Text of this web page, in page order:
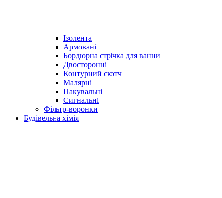
Ізолента
Армовані
Бордюрна стрічка для ванни
Двосторонні
Контурний скотч
Малярні
Пакувальні
Сигнальні
Фільтр-воронки
Будівельна хімія